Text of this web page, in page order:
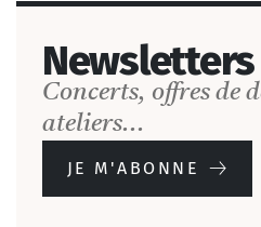
Newsletters
Concerts, offres de
ateliers...
JE M'ABONNE